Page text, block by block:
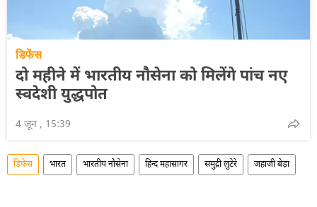
डिफेंस
दो महीने में भारतीय नौसेना को मिलेंगे पांच नए
स्वदेशी युद्धपोत
4 जून , 15:39
डिफेंस भारत भारतीय नौसेना हिन्द महासागर समुद्री लुटेरे जहाजी बेड़ा